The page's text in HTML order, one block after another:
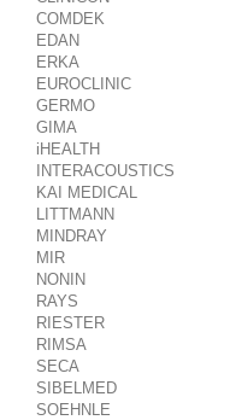
COMDEK
EDAN
ERKA
EUROCLINIC
GERMO
GIMA
iHEALTH
INTERACOUSTICS
KAI MEDICAL
LITTMANN
MINDRAY
MIR
NONIN
RAYS
RIESTER
RIMSA
SECA
SIBELMED
SOEHNLE